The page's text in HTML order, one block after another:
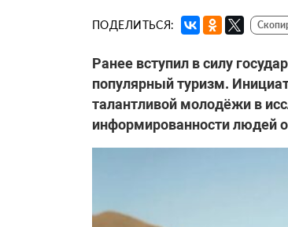
ПОДЕЛИТЬСЯ:
Ранее вступил в силу
популярный туризм.
талантливой молодёжи в
информированности людей